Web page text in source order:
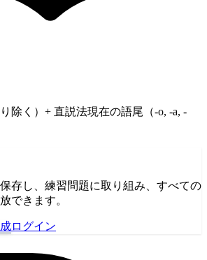
除く）+ 直説法現在の語尾（-o, -a, -
存し、練習問題に取り組み、すべての
できます。
ログイン